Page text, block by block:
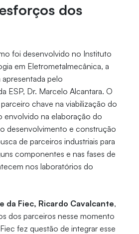
dos
foi desenvolvido no Instituto
em Eletrometalmecânica, a
pelo
ESP, Dr. Marcelo Alcantara. O
chave na viabilização do
envolvido na elaboração do
desenvolvimento e construção
de parceiros industriais para
componentes e nas fases de
nos laboratórios do
da Fiec, Ricardo Cavalcante,
dos parceiros nesse momento
fez questão de integrar esse